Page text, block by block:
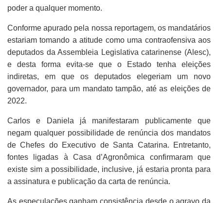
poder a qualquer momento.
Conforme apurado pela nossa reportagem, os mandatários
estariam tomando a atitude como uma contraofensiva aos
deputados da Assembleia Legislativa catarinense (Alesc),
e desta forma evita-se que o Estado tenha eleições
indiretas, em que os deputados elegeriam um novo
governador, para um mandato tampão, até as eleições de
2022.
Carlos e Daniela já manifestaram publicamente que
negam qualquer possibilidade de renúncia dos mandatos
de Chefes do Executivo de Santa Catarina. Entretanto,
fontes ligadas à Casa d’Agronômica confirmaram que
existe sim a possibilidade, inclusive, já estaria pronta para
a assinatura e publicação da carta de renúncia.